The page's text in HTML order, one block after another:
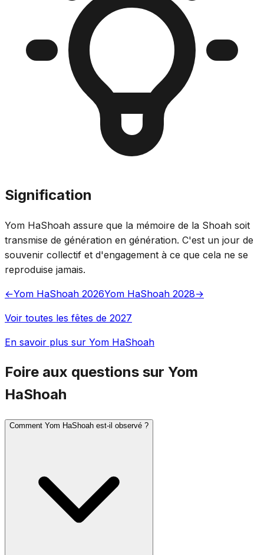
Signification
Yom HaShoah assure que la mémoire de la Shoah soit
transmise de génération en génération. C'est un jour de
souvenir collectif et d'engagement à ce que cela ne se
reproduise jamais.
←Yom HaShoah 2026Yom HaShoah 2028→
Voir toutes les fêtes de 2027
En savoir plus sur Yom HaShoah
Foire aux questions sur Yom
HaShoah
Comment Yom HaShoah est-il observé ?